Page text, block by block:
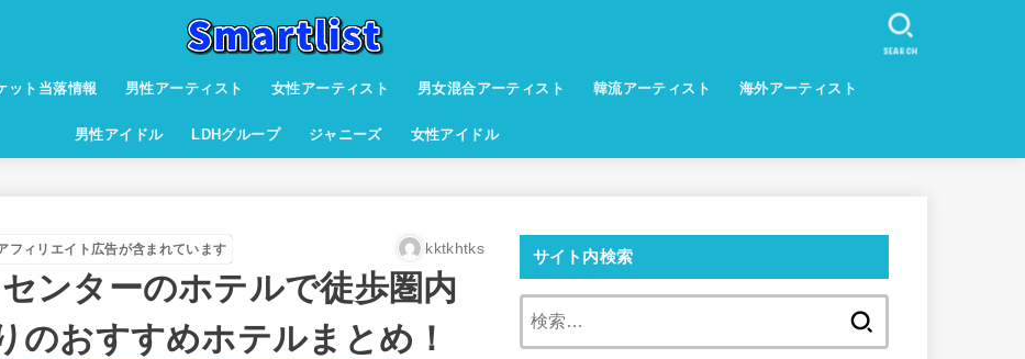
ット当落情報 男性アーティスト 女性アーティスト 男女混合アーティスト 韓流アーティスト 海外アーティスト
男性アイドル LDHグループ ジャニーズ 女性アイドル
SEARCH
フィリエイト広告が含まれています kktkhtks
ンターのホテルで徒歩圏内
のおすすめホテルまとめ！
サイト内検索